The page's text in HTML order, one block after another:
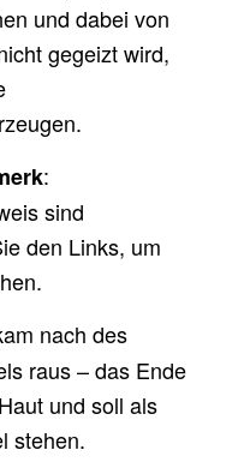
und dabei von
gegeizt wird,
:
sind
den Links, um
nach des
raus – das Ende
und soll als
stehen.